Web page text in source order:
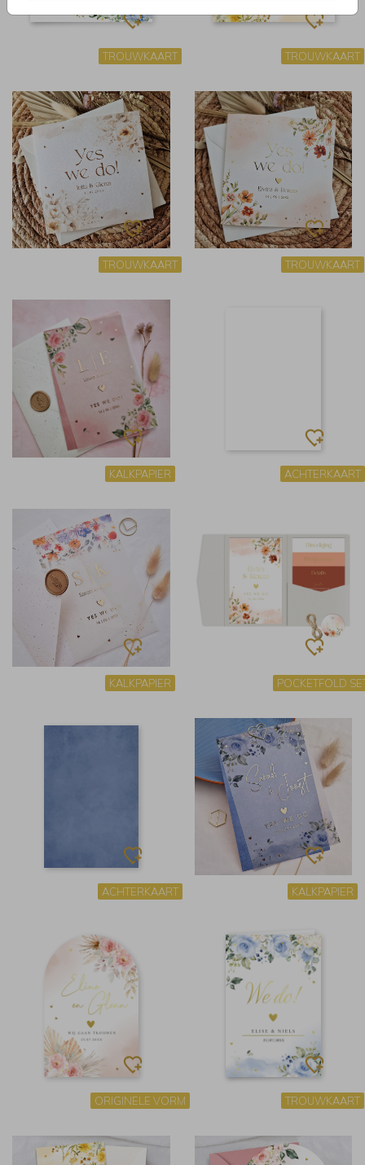
TROUWKAART TROUWKAART
TROUWKAART TROUWKAART
KALKPAPIER ACHTERKAART
KALKPAPIER POCKETFOLD
ACHTERKAART KALKPAPIER
ORIGINELE VORM TROUWKAART